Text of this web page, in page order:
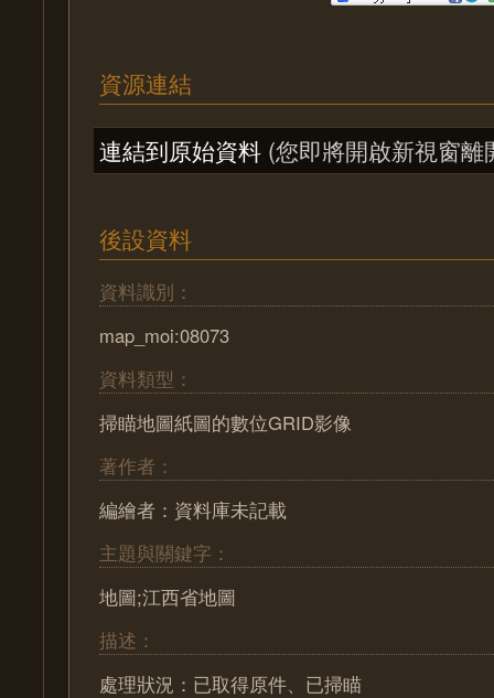
資源連結
連結到原始資料 (您即將開啟新視窗離
後設資料
資料識別：
map_moi:08073
資料類型：
掃瞄地圖紙圖的數位GRID影像
著作者：
編繪者：資料庫未記載
主題與關鍵字：
地圖;江西省地圖
描述：
處理狀況：已取得原件、已掃瞄